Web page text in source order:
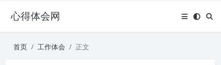
心得体会网
首页 工作体会 正文